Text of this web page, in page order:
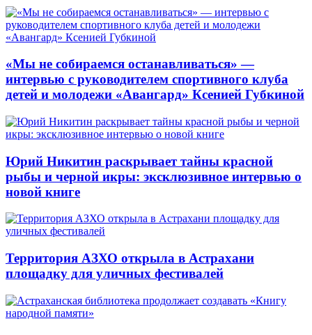
«Мы не собираемся останавливаться» —
интервью с руководителем спортивного клуба
детей и молодежи «Авангард» Ксенией Губкиной
Юрий Никитин раскрывает тайны красной
рыбы и черной икры: эксклюзивное интервью о
новой книге
Территория АЗХО открыла в Астрахани
площадку для уличных фестивалей